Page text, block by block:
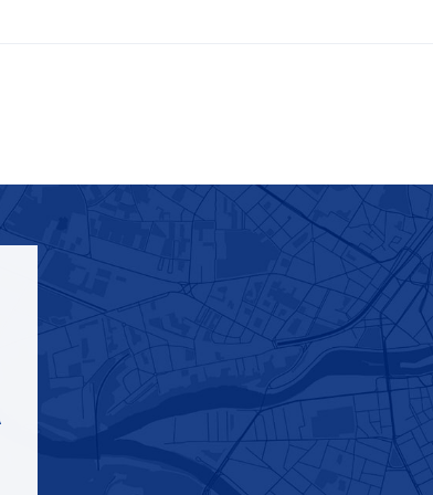
Nos prestations
Développement durable
Formation
Juridique
Sécurité au travail et protection
RECHERCHES POPULAIRES
Développement durable
Formation
Juridique